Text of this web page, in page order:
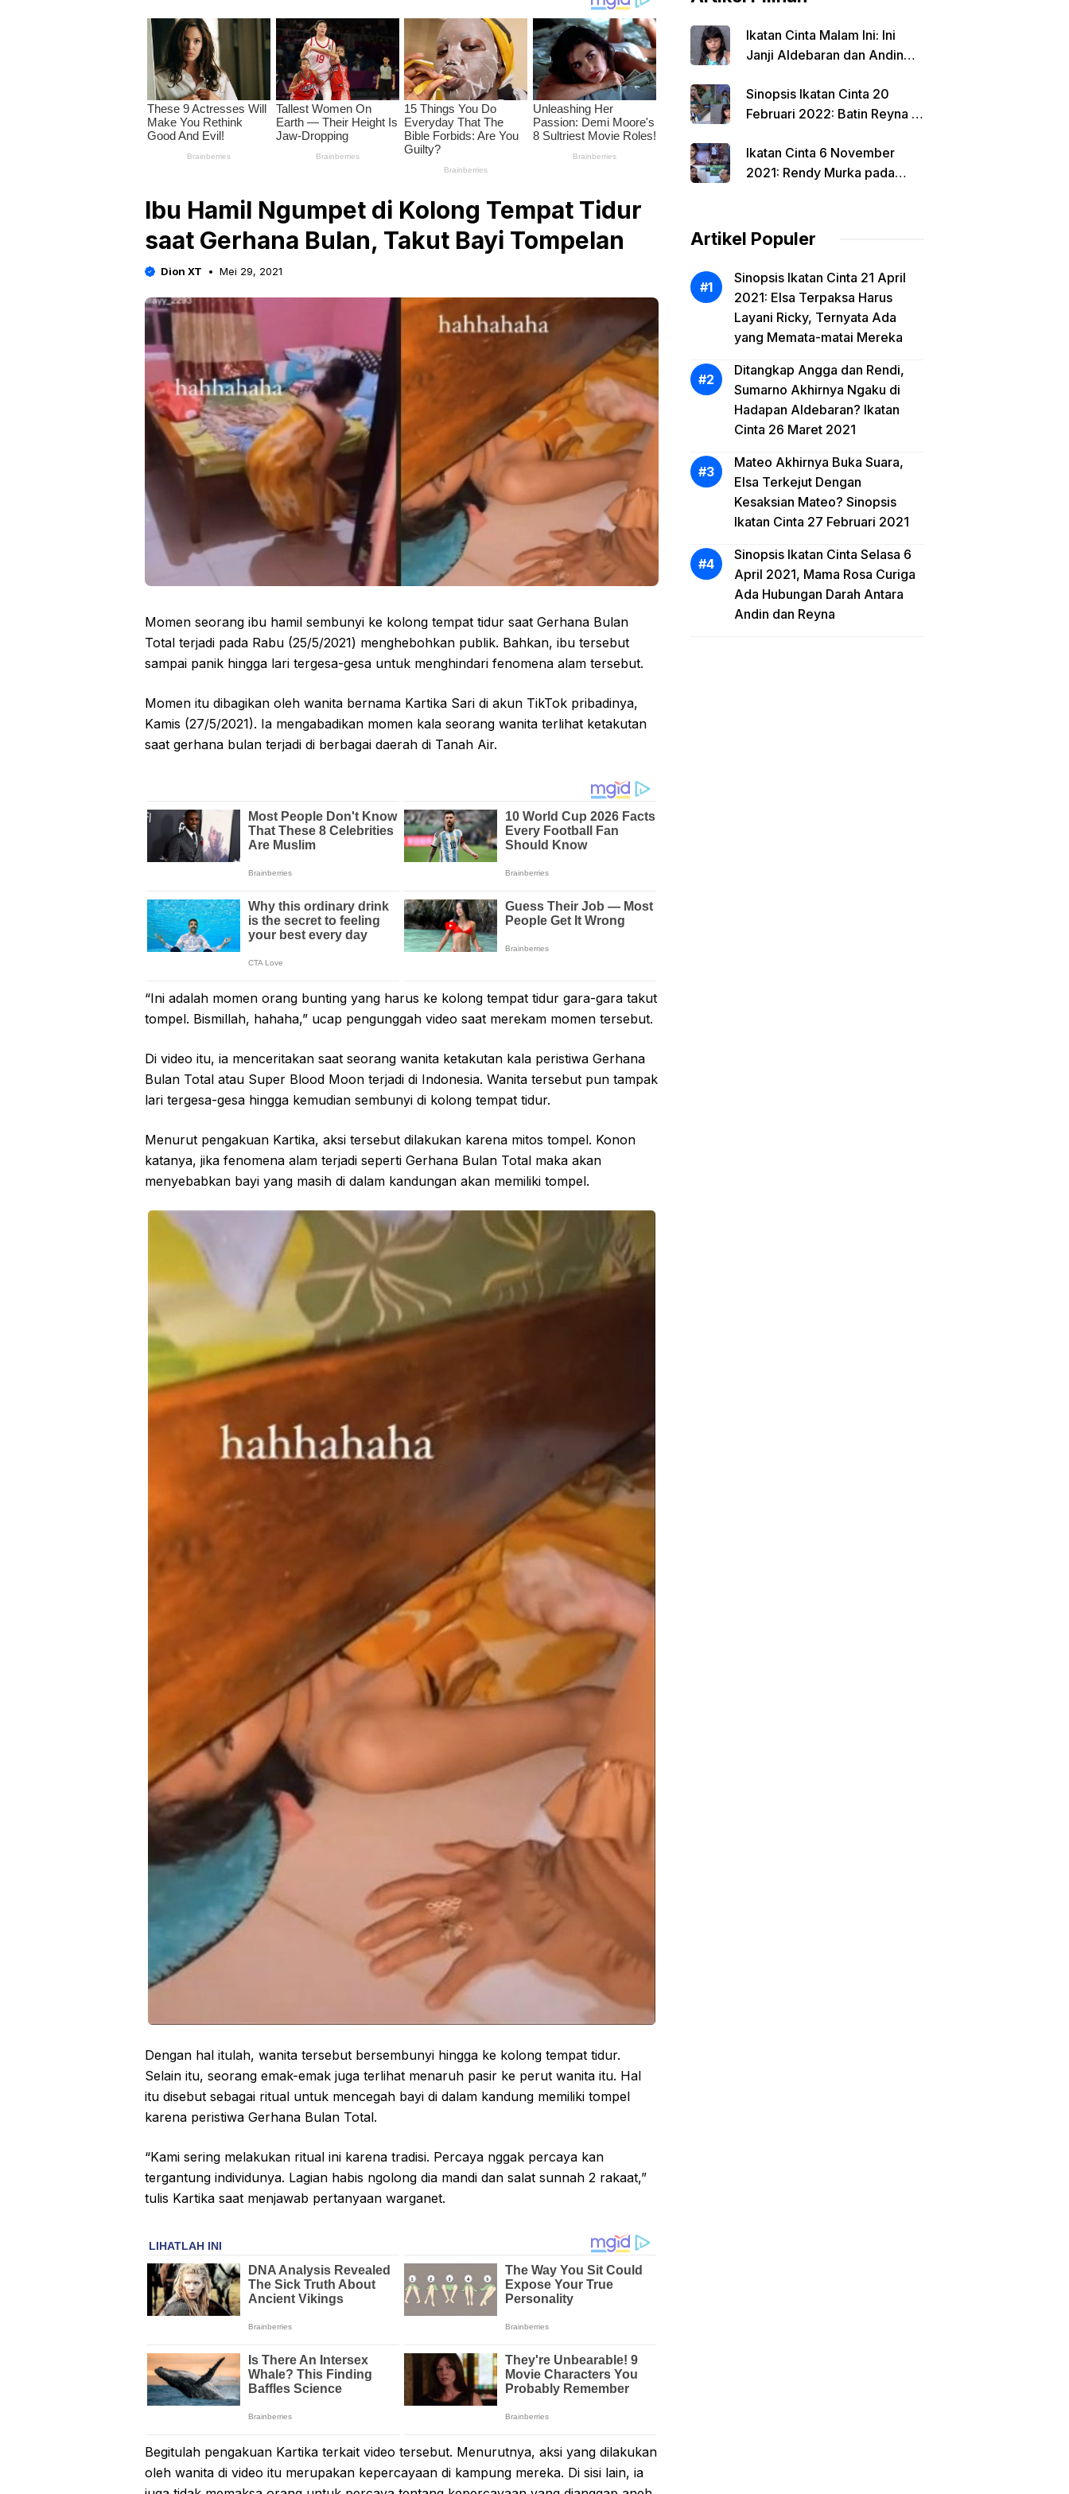
Ibu Hamil Ngumpet di Kolong Tempat Tidur
saat Gerhana Bulan, Takut Bayi Tompelan
Dion XT Mei 29, 2021
Momen seorang ibu hamil sembunyi ke kolong tempat tidur saat Gerhana Bulan
Total terjadi pada Rabu (25/5/2021) menghebohkan publik. Bahkan, ibu tersebut
sampai panik hingga lari tergesa-gesa untuk menghindari fenomena alam tersebut.
Momen itu dibagikan oleh wanita bernama Kartika Sari di akun TikTok pribadinya,
Kamis (27/5/2021). Ia mengabadikan momen kala seorang wanita terlihat ketakutan
saat gerhana bulan terjadi di berbagai daerah di Tanah Air.
“Ini adalah momen orang bunting yang harus ke kolong tempat tidur gara-gara takut
tompel. Bismillah, hahaha,” ucap pengunggah video saat merekam momen tersebut.
Di video itu, ia menceritakan saat seorang wanita ketakutan kala peristiwa Gerhana
Bulan Total atau Super Blood Moon terjadi di Indonesia. Wanita tersebut pun tampak
lari tergesa-gesa hingga kemudian sembunyi di kolong tempat tidur.
Menurut pengakuan Kartika, aksi tersebut dilakukan karena mitos tompel. Konon
katanya, jika fenomena alam terjadi seperti Gerhana Bulan Total maka akan
menyebabkan bayi yang masih di dalam kandungan akan memiliki tompel.
Dengan hal itulah, wanita tersebut bersembunyi hingga ke kolong tempat tidur.
Selain itu, seorang emak-emak juga terlihat menaruh pasir ke perut wanita itu. Hal
itu disebut sebagai ritual untuk mencegah bayi di dalam kandung memiliki tompel
karena peristiwa Gerhana Bulan Total.
“Kami sering melakukan ritual ini karena tradisi. Percaya nggak percaya kan
tergantung individunya. Lagian habis ngolong dia mandi dan salat sunnah 2 rakaat,”
tulis Kartika saat menjawab pertanyaan warganet.
Begitulah pengakuan Kartika terkait video tersebut. Menurutnya, aksi yang dilakukan
oleh wanita di video itu merupakan kepercayaan di kampung mereka. Di sisi lain, ia
Ikatan Cinta Malam Ini: Ini
Janji Aldebaran dan Andin
Sinopsis Ikatan Cinta 20
Februari 2022: Batin Reyna &
Segera Ambil Tindakan Baru.
Ikatan Cinta 6 November
2021: Rendy Murka pada
Ceritakan Sesuatu
Artikel Populer
Sinopsis Ikatan Cinta 21 April
2021: Elsa Terpaksa Harus
Layani Ricky, Ternyata Ada
yang Memata-matai Mereka
Ditangkap Angga dan Rendi,
Sumarno Akhirnya Ngaku di
Hadapan Aldebaran? Ikatan
Cinta 26 Maret 2021
Mateo Akhirnya Buka Suara,
Elsa Terkejut Dengan
Kesaksian Mateo? Sinopsis
Ikatan Cinta 27 Februari 2021
Sinopsis Ikatan Cinta Selasa 6
April 2021, Mama Rosa Curiga
Ada Hubungan Darah Antara
Andin dan Reyna